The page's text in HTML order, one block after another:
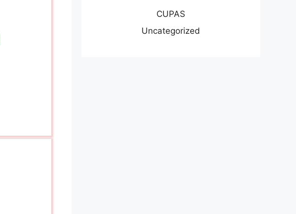
CUPAS
Uncategorized